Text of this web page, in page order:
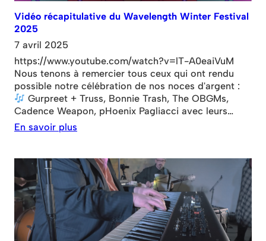
Vidéo récapitulative du Wavelength Winter Festival
2025
7 avril 2025
https://www.youtube.com/watch?v=lT-A0eaiVuM
Nous tenons à remercier tous ceux qui ont rendu
possible notre célébration de nos noces d'argent :
Gurpreet + Truss, Bonnie Trash, The OBGMs,
Cadence Weapon, pHoenix Pagliacci avec leurs
invités Shad et Tamir, Alex Nicol, Tallies, Ducks LTD.,
Priors, Essie Watts, Controller.Controller, SadStab,
Jewel et Owen
En savoir plus